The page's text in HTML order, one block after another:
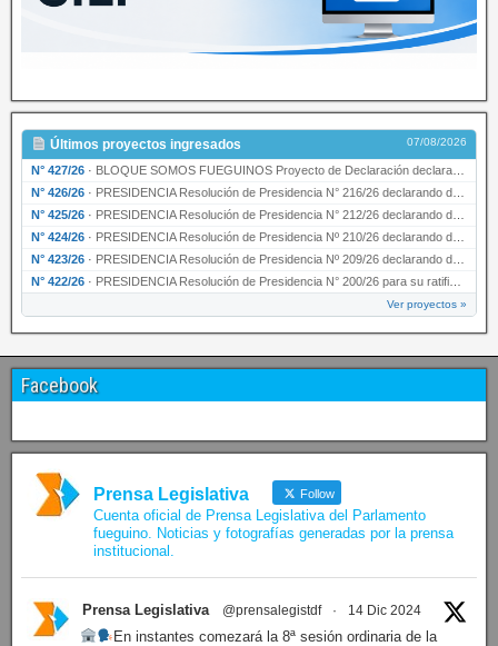
Últimos proyectos ingresados 07/08/2026
N° 427/26 · BLOQUE SOMOS FUEGUINOS Proyecto de Declaración declarando de interés provincial PRESIDENCI…
N° 426/26 · PRESIDENCIA Resolución de Presidencia N° 216/26 declarando de interés provincial la labor …
N° 425/26 · PRESIDENCIA Resolución de Presidencia N° 212/26 declarando de interés provincial el “50° A…
N° 424/26 · PRESIDENCIA Resolución de Presidencia Nº 210/26 declarando de interés provincial el proyec…
N° 423/26 · PRESIDENCIA Resolución de Presidencia Nº 209/26 declarando de interés provincial la presen…
N° 422/26 · PRESIDENCIA Resolución de Presidencia N° 200/26 para su ratificación.
Ver proyectos »
Facebook
Prensa Legislativa Follow
Cuenta oficial de Prensa Legislativa del Parlamento
fueguino. Noticias y fotografías generadas por la prensa
institucional.
Prensa Legislativa @prensalegistdf · 14 Dic 2024
En instantes comezará la 8ª sesión ordinaria de la